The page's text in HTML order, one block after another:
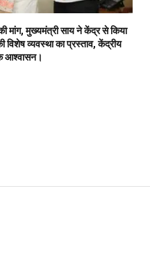
मांग, मुख्यमंत्री साय ने केंद्र से किया
व्यवस्था का प्रस्ताव, केंद्रीय
आश्वासन।